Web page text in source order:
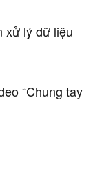
xử lý dữ liệu
“Chung tay